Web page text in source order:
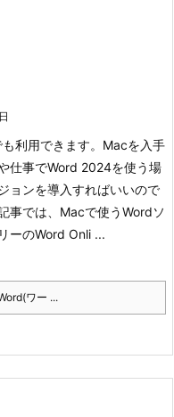
利用できます。Macを入手
仕事でWord 2024を使う場
ョンを導入すればいいので
事では、Macで使うWordソ
ーのWord Onli ...
ワー ...